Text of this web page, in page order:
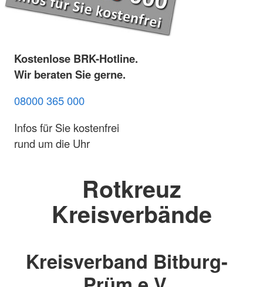
Kostenlose BRK-Hotline.
Wir beraten Sie gerne.
08000 365 000
Infos für Sie kostenfrei
rund um die Uhr
Rotkreuz
Kreisverbände
Kreisverband Bitburg-